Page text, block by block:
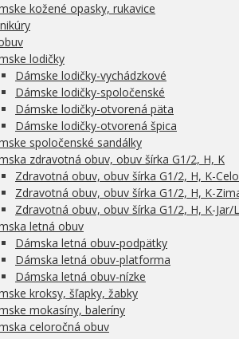
kožené opasky, rukavice
lodičky
Dámske lodičky-vychádzkové
Dámske lodičky-spoločenské
Dámske lodičky-otvorená päta
Dámske lodičky-otvorená špica
spoločenské sandálky
zdravotná obuv, obuv šírka G1/2, H, K
Zdravotná obuv, obuv šírka G1/2, H, K-
Zdravotná obuv, obuv šírka G1/2, H, K-
Zdravotná obuv, obuv šírka G1/2, H, K-Jar/
letná obuv
Dámska letná obuv-podpätky
Dámska letná obuv-platforma
Dámska letná obuv-nízke
kroksy, šľapky, žabky
mokasíny, baleríny
celoročná obuv